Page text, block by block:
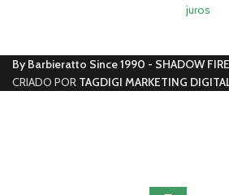
juros
By Barbieratto Since 1990 - SHADOW
CRIADO POR TAGDIGI MARKETING